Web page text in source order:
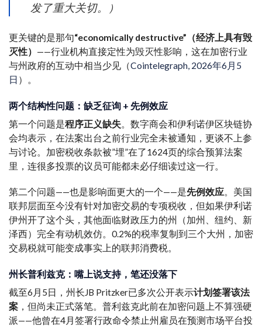
发了重大关切。）
更关键的是那句“economically destructive”（经济上具有毁
灭性） ——行业机构直接定性为毁灭性影响，这在加密行业
与州政府的互动中相当少见（Cointelegraph, 2026年6月5
日 ）。
两个结构性问题：缺乏征询 + 先例效应
第一个问题是程序正义缺失。数字商会和伊利诺伊区块链协
会均表示，在法案出台之前行业完全未被通知，更谈不上参
与讨论。加密税收条款被”埋”在了1624页的综合预算法案
里，连很多投票的议员可能都未必仔细读过这一行。
第二个问题——也是影响面更大的一个——是先例效应。美国
联邦层面至今没有针对加密交易的专项税收，但如果伊利诺
伊州开了这个头，其他面临财政压力的州（加州、纽约、新
泽西）完全有动机效仿。0.2%的税率复制到三个大州，加密
交易税就可能变成事实上的联邦消费税。
州长普利兹克：嘴上说支持，笔还没落下
截至6月5日，州长JB Pritzker已多次公开表示计划签署该法
案 ，但尚未正式落笔。普利兹克此前在加密问题上不算强硬
派——他曾在4月签署行政命令禁止州雇员在预测市场平台投